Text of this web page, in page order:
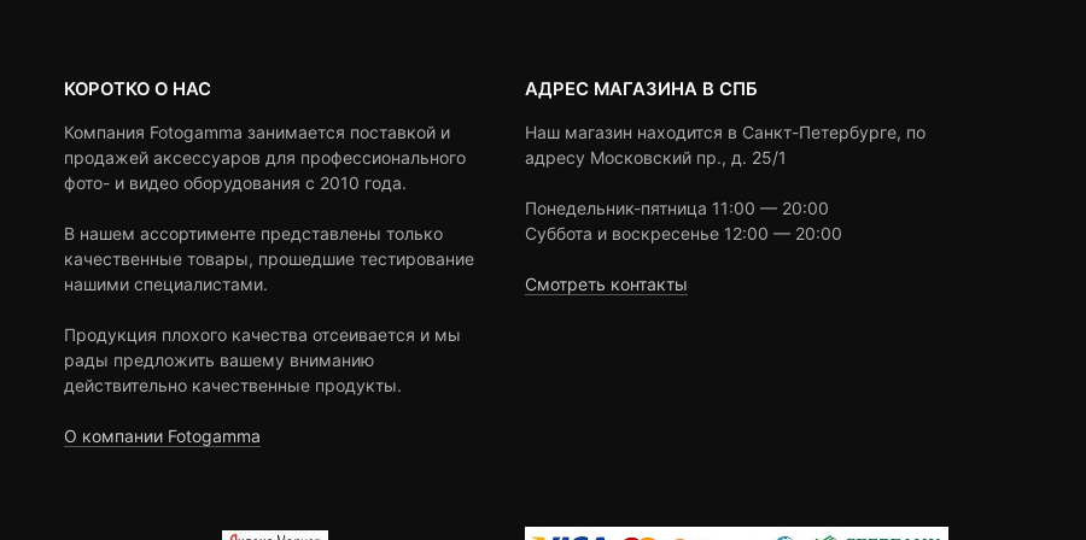
КОРОТКО О НАС
Компания Fotogamma занимается поставкой и
продажей аксессуаров для профессионального
фото- и видео оборудования с 2010 года.
В нашем ассортименте представлены только
качественные товары, прошедшие тестирование
нашими специалистами.
Продукция плохого качества отсеивается и мы
рады предложить вашему вниманию
действительно качественные продукты.
О компании Fotogamma
АДРЕС МАГАЗИНА В СПБ
Наш магазин находится в Санкт-Петербурге, по
адресу Московский пр., д. 25/1
Понедельник-пятница 11:00 — 20:00
Суббота и воскресенье 12:00 — 20:00
Смотреть контакты